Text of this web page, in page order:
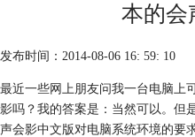
本的会
发布时间：2014-08-06 16: 59: 10
最近一些网上朋友问我一台电脑上
影吗？我的答案是：当然可以。但
声会影中文版对电脑系统环境的要